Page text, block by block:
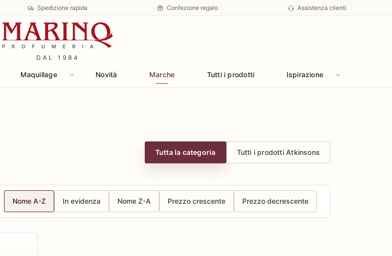
Spedizione rapida Confezione regalo Assistenza clienti
DAL 1984
Maquillage Novità Marche Tutti i prodotti Ispirazione
Tutta la categoria Tutti i prodotti Atkinsons
Nome A-Z In evidenza Nome Z-A Prezzo crescente Prezzo decrescente